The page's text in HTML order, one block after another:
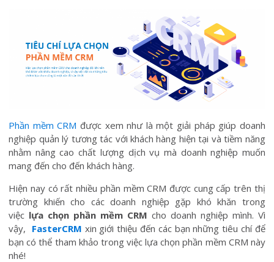
Phần mềm CRM được xem như là một giải pháp giúp doanh
nghiệp quản lý tương tác với khách hàng hiện tại và tiềm năng
nhằm nâng cao chất lượng dịch vụ mà doanh nghiệp muốn
mang đến cho đến khách hàng.
Hiện nay có rất nhiều phần mềm CRM được cung cấp trên thị
trường khiến cho các doanh nghiệp gặp khó khăn trong
việc lựa chọn phần mềm CRM cho doanh nghiệp mình. Vì
vậy, FasterCRM xin giới thiệu đến các bạn những tiêu chí để
bạn có thể tham khảo trong việc lựa chọn phần mềm CRM này
nhé!